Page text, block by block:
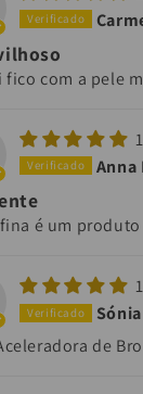
fico com a pele
Anna
é um
de